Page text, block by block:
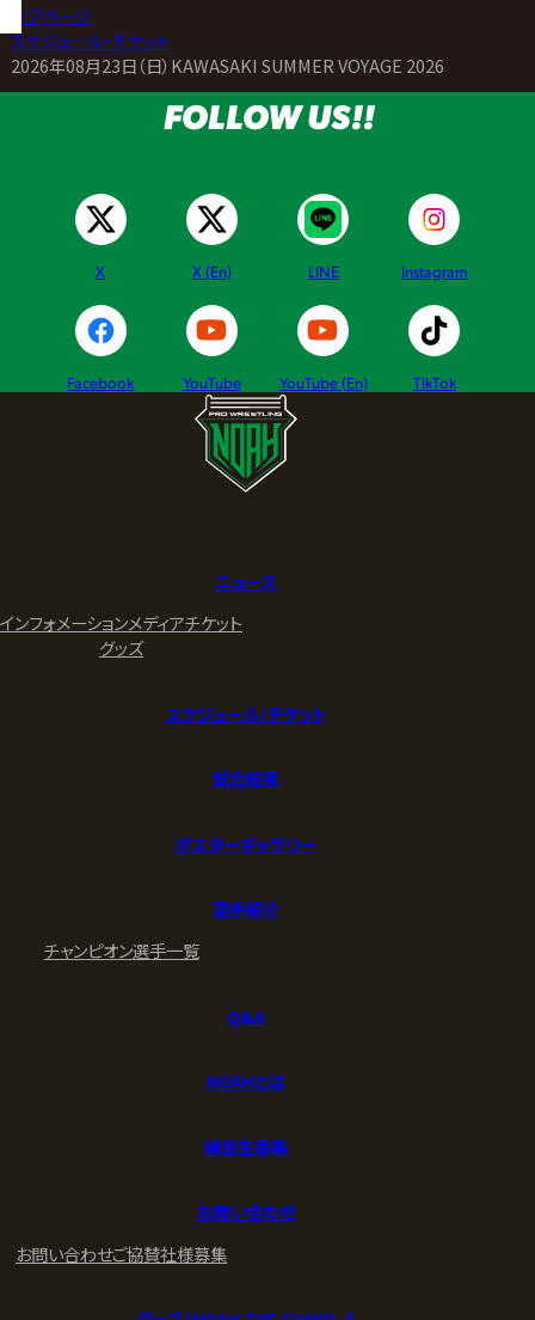
トップページ
>スケジュール・チケット
2026年08月23日（日）KAWASAKI SUMMER VOYAGE 2026
FOLLOW US!!
X X (En) LINE Instagram
Facebook YouTube YouTube (En) TikTok
ニュース
インフォメーションメディアチケット
グッズ
スケジュール/チケット
試合結果
ポスターギャラリー
選手紹介
チャンピオン選手一覧
Q&A
NOAHとは
練習生募集
お問い合わせ
お問い合わせご協賛社様募集